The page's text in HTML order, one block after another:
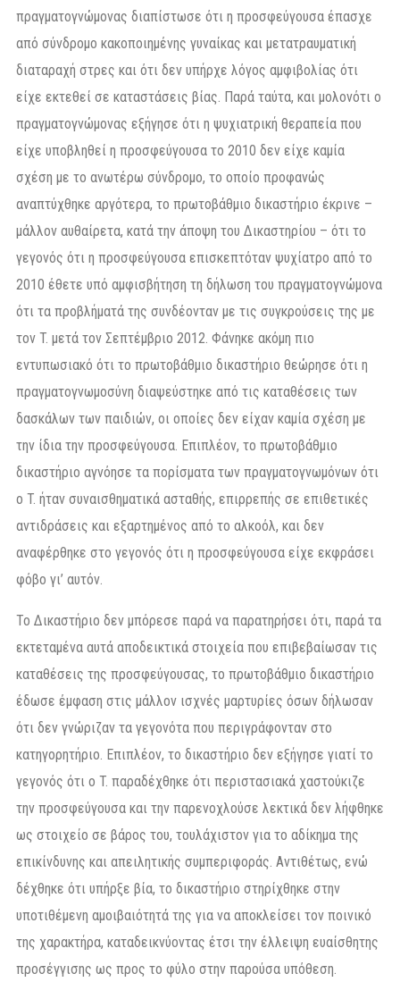
πραγματογνώμονας διαπίστωσε ότι η προσφεύγουσα έπασχε
από σύνδρομο κακοποιημένης γυναίκας και μετατραυματική
διαταραχή στρες και ότι δεν υπήρχε λόγος αμφιβολίας ότι
είχε εκτεθεί σε καταστάσεις βίας. Παρά ταύτα, και μολονότι ο
πραγματογνώμονας εξήγησε ότι η ψυχιατρική θεραπεία που
είχε υποβληθεί η προσφεύγουσα το 2010 δεν είχε καμία
σχέση με το ανωτέρω σύνδρομο, το οποίο προφανώς
αναπτύχθηκε αργότερα, το πρωτοβάθμιο δικαστήριο έκρινε –
μάλλον αυθαίρετα, κατά την άποψη του Δικαστηρίου – ότι το
γεγονός ότι η προσφεύγουσα επισκεπτόταν ψυχίατρο από το
2010 έθετε υπό αμφισβήτηση τη δήλωση του πραγματογνώμονα
ότι τα προβλήματά της συνδέονταν με τις συγκρούσεις της με
τον T. μετά τον Σεπτέμβριο 2012. Φάνηκε ακόμη πιο
εντυπωσιακό ότι το πρωτοβάθμιο δικαστήριο θεώρησε ότι η
πραγματογνωμοσύνη διαψεύστηκε από τις καταθέσεις των
δασκάλων των παιδιών, οι οποίες δεν είχαν καμία σχέση με
την ίδια την προσφεύγουσα. Επιπλέον, το πρωτοβάθμιο
δικαστήριο αγνόησε τα πορίσματα των πραγματογνωμόνων ότι
ο T. ήταν συναισθηματικά ασταθής, επιρρεπής σε επιθετικές
αντιδράσεις και εξαρτημένος από το αλκοόλ, και δεν
αναφέρθηκε στο γεγονός ότι η προσφεύγουσα είχε εκφράσει
φόβο γι’ αυτόν.
Το Δικαστήριο δεν μπόρεσε παρά να παρατηρήσει ότι, παρά τα
εκτεταμένα αυτά αποδεικτικά στοιχεία που επιβεβαίωσαν τις
καταθέσεις της προσφεύγουσας, το πρωτοβάθμιο δικαστήριο
έδωσε έμφαση στις μάλλον ισχνές μαρτυρίες όσων δήλωσαν
ότι δεν γνώριζαν τα γεγονότα που περιγράφονταν στο
κατηγορητήριο. Επιπλέον, το δικαστήριο δεν εξήγησε γιατί το
γεγονός ότι ο T. παραδέχθηκε ότι περιστασιακά χαστούκιζε
την προσφεύγουσα και την παρενοχλούσε λεκτικά δεν λήφθηκε
ως στοιχείο σε βάρος του, τουλάχιστον για το αδίκημα της
επικίνδυνης και απειλητικής συμπεριφοράς. Αντιθέτως, ενώ
δέχθηκε ότι υπήρξε βία, το δικαστήριο στηρίχθηκε στην
υποτιθέμενη αμοιβαιότητά της για να αποκλείσει τον ποινικό
της χαρακτήρα, καταδεικνύοντας έτσι την έλλειψη ευαίσθητης
προσέγγισης ως προς το φύλο στην παρούσα υπόθεση.